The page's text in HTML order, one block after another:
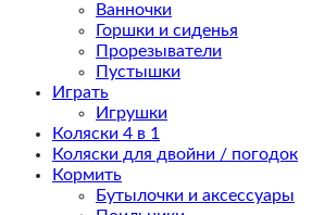
Ванночки
Горшки и сиденья
Прорезыватели
Пустышки
Играть
Игрушки
Коляски 4 в 1
Коляски для двойни / погодок
Кормить
Бутылочки и аксессуары